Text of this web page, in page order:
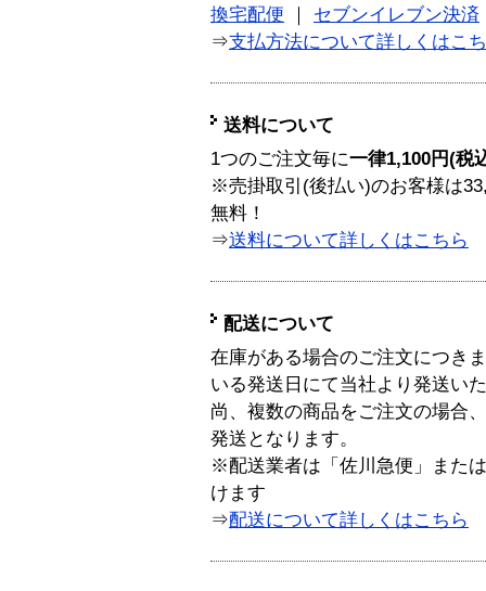
換宅配便
セブンイレブン決済
⇒支払方法について詳しくはこ
送料について
1つのご注文毎に一律1,100円(税
※売掛取引(後払い)のお客様は
無料！
⇒送料について詳しくはこちら
配送について
在庫がある場合のご注文につき
いる発送日にて当社より発送い
尚、複数の商品をご注文の場合
発送となります。
※配送業者は「佐川急便」また
けます
⇒配送について詳しくはこちら